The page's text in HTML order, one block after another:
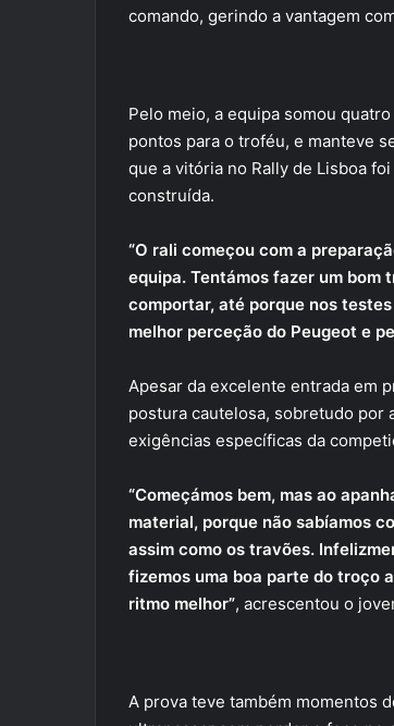
comando, gerindo a vantagem
Pelo meio, a equipa somou
pontos para o troféu, e manteve
que a vitória no Rally de Lisboa
construída.
“O rali começou com a
equipa. Tentámos fazer um bom
comportar, até porque nos
melhor perceção do Peugeot e
Apesar da excelente entrada em
postura cautelosa, sobretudo por
exigências específicas da
“Começámos bem, mas ao
material, porque não sabíamos
assim como os travões.
fizemos uma boa parte do troço
ritmo melhor”, acrescentou o
A prova teve também momentos